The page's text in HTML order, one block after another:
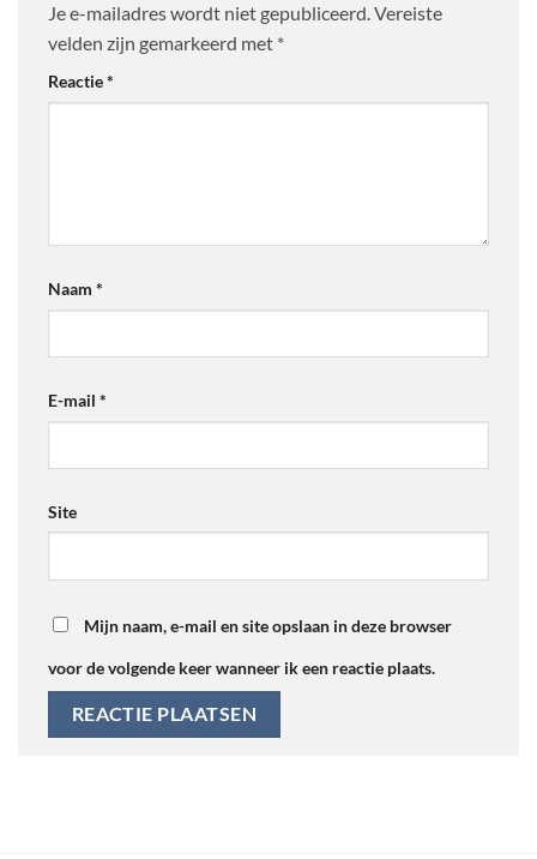
Je e-mailadres wordt niet gepubliceerd.Vereiste
velden zijn gemarkeerd met *
Reactie*
Naam *
E-mail *
Site
Mijn naam, e-mail en site opslaan in deze browser
voor de volgende keer wanneer ik een reactie plaats.